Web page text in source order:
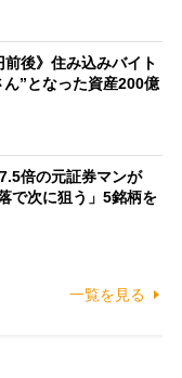
前後》住み込みバイト
”となった資産200億
倍の元証券マンが
で次に狙う」5銘柄を
一覧を見る